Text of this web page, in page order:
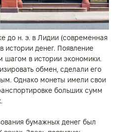
до н. э. в Лидии (современная
истории денег. Появление
шагом в истории экономики.
обмен, сделали его
Однако монеты имели свои
больших сумм
бумажных денег был